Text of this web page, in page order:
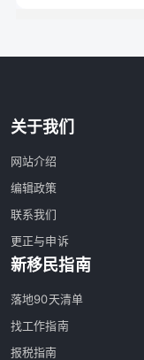
关于我们
网站介绍
编辑政策
联系我们
更正与申诉
新移民指南
落地90天清单
找工作指南
报税指南